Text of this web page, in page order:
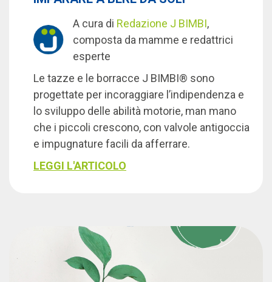
A cura di Redazione J BIMBI,
composta da mamme e redattrici
esperte
Le tazze e le borracce J BIMBI® sono
progettate per incoraggiare l’indipendenza e
lo sviluppo delle abilità motorie, man mano
che i piccoli crescono, con valvole antigoccia
e impugnature facili da afferrare.
LEGGI L'ARTICOLO